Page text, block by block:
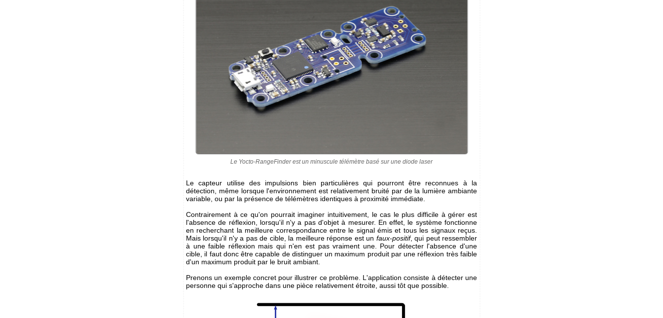
Le Yocto-RangeFinder est un minuscule télémètre basé sur une diode laser
Le capteur utilise des impulsions bien particulières qui pourront être reconnues à la
détection, même lorsque l'environnement est relativement bruité par de la lumière ambiante
variable, ou par la présence de télémètres identiques à proximité immédiate.
Contrairement à ce qu'on pourrait imaginer intuitivement, le cas le plus difficile à gérer est
l'absence de réflexion, lorsqu'il n'y a pas d'objet à mesurer. En effet, le système fonctionne
en recherchant la meilleure correspondance entre le signal émis et tous les signaux reçus.
Mais lorsqu'il n'y a pas de cible, la meilleure réponse est un faux-positif, qui peut ressembler
à une faible réflexion mais qui n'en est pas vraiment une. Pour détecter l'absence d'une
cible, il faut donc être capable de distinguer un maximum produit par une réflexion très faible
d'un maximum produit par le bruit ambiant.
Prenons un exemple concret pour illustrer ce problème. L'application consiste à détecter une
personne qui s'approche dans une pièce relativement étroite, aussi tôt que possible.